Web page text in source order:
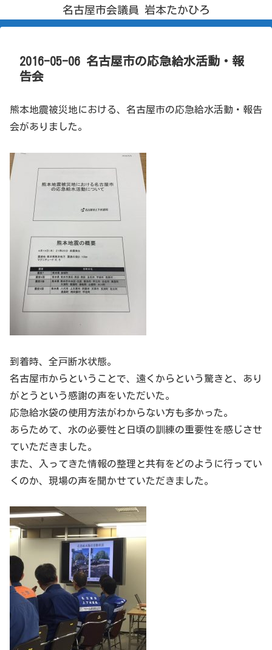
名古屋市会議員 岩本たかひろ
2016-05-06 名古屋市の応急給水活動・報
告会
熊本地震被災地における、名古屋市の応急給水活動・報告
会がありました。
到着時、全戸断水状態。
名古屋市からということで、遠くからという驚きと、あり
がとうという感謝の声をいただいた。
応急給水袋の使用方法がわからない方も多かった。
あらためて、水の必要性と日頃の訓練の重要性を感じさせ
ていただきました。
また、入ってきた情報の整理と共有をどのように行ってい
くのか、現場の声を聞かせていただきました。